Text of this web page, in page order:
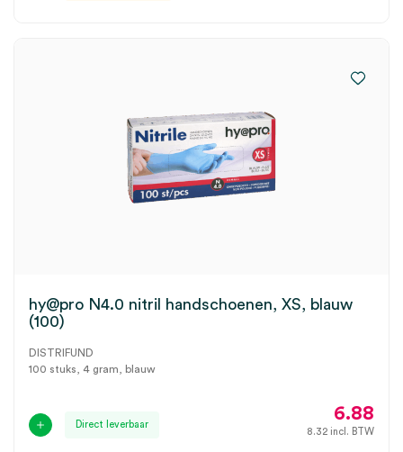
hy@pro N4.0 nitril handschoenen, XS, blauw
(100)
DISTRIFUND
100 stuks, 4 gram, blauw
Direct leverbaar
6.88
8.32 incl. BTW